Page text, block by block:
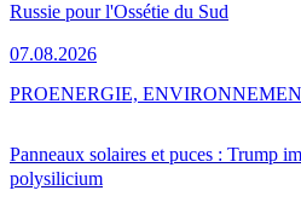
Russie pour l'Ossétie du Sud
07.08.2026
Panneaux solaires et puces : Trump
polysilicium
PROENERGIE,